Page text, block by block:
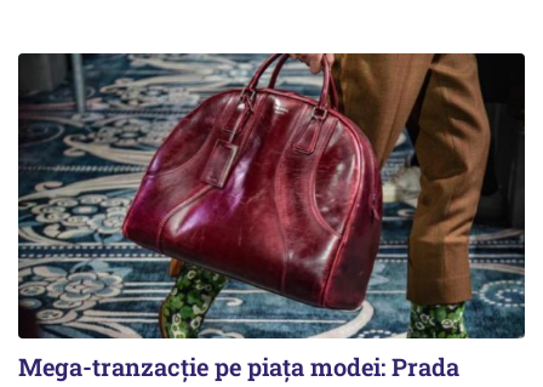
Mega-tranzacție pe piața modei: Prada